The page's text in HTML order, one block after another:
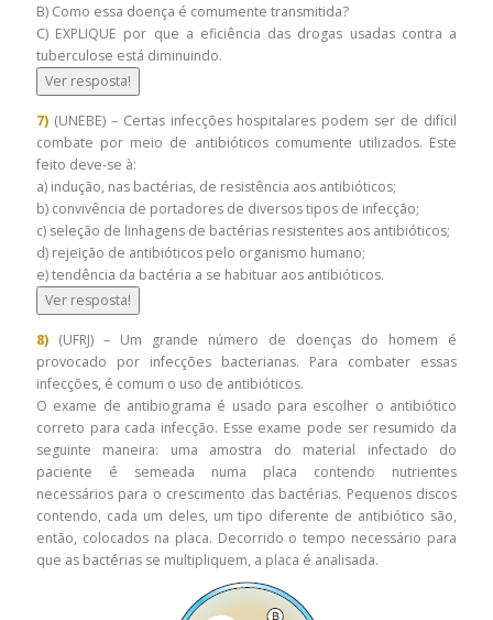
B) Como essa doença é comumente transmitida?
C) EXPLIQUE por que a eficiência das drogas usadas contra a
tuberculose está diminuindo.
Ver resposta!
7) (UNEBE) – Certas infecções hospitalares podem ser de difícil
combate por meio de antibióticos comumente utilizados. Este
feito deve-se à:
a) indução, nas bactérias, de resistência aos antibióticos;
b) convivência de portadores de diversos tipos de infecção;
c) seleção de linhagens de bactérias resistentes aos antibióticos;
d) rejeição de antibióticos pelo organismo humano;
e) tendência da bactéria a se habituar aos antibióticos.
Ver resposta!
8) (UFRJ) – Um grande número de doenças do homem é
provocado por infecções bacterianas. Para combater essas
infecções, é comum o uso de antibióticos.
O exame de antibiograma é usado para escolher o antibiótico
correto para cada infecção. Esse exame pode ser resumido da
seguinte maneira: uma amostra do material infectado do
paciente é semeada numa placa contendo nutrientes
necessários para o crescimento das bactérias. Pequenos discos
contendo, cada um deles, um tipo diferente de antibiótico são,
então, colocados na placa. Decorrido o tempo necessário para
que as bactérias se multipliquem, a placa é analisada.